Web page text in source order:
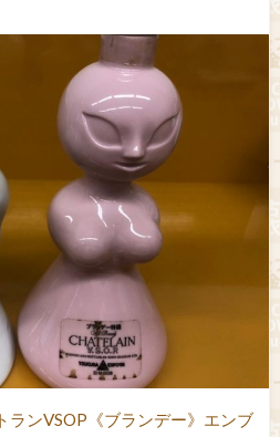
ランVSOP《ブランデー》エンブ